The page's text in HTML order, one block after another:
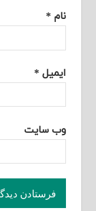
نام *
ایمیل *
وب‌ سایت